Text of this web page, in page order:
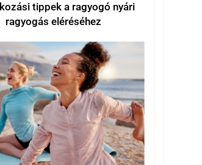
tippek a ragyogó nyári
ragyogás eléréséhez